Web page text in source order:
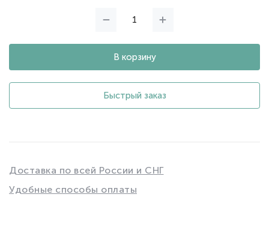
В корзину
Быстрый заказ
Доставка по всей России и СНГ
Удобные способы оплаты